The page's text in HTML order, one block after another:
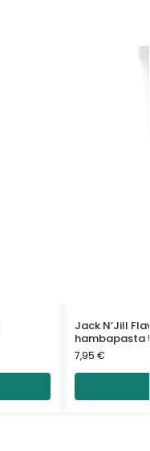
Jack N’Jill
hambapasta
7,95 €